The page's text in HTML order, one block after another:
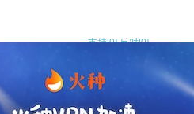
支持[0] 反对[0]